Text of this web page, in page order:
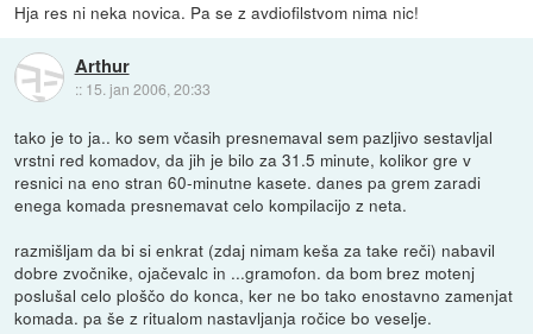
Hja res ni neka novica. Pa se z avdiofilstvom nima nic!
Arthur
:: 15. jan 2006, 20:33
tako je to ja.. ko sem včasih presnemaval sem pazljivo sestavljal
vrstni red komadov, da jih je bilo za 31.5 minute, kolikor gre v
resnici na eno stran 60-minutne kasete. danes pa grem zaradi
enega komada presnemavat celo kompilacijo z neta.
razmišljam da bi si enkrat (zdaj nimam keša za take reči) nabavil
dobre zvočnike, ojačevalc in ...gramofon. da bom brez motenj
poslušal celo ploščo do konca, ker ne bo tako enostavno zamenjat
komada. pa še z ritualom nastavljanja ročice bo veselje.